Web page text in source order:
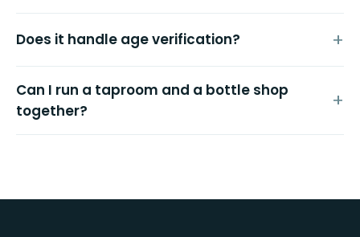
Does it handle age verification?
Can I run a taproom and a bottle shop
together?